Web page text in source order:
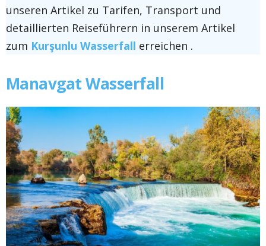
unseren Artikel zu Tarifen, Transport und
detaillierten Reiseführern in unserem Artikel
zum Kurşunlu Wasserfall erreichen .
Manavgat Wasserfall